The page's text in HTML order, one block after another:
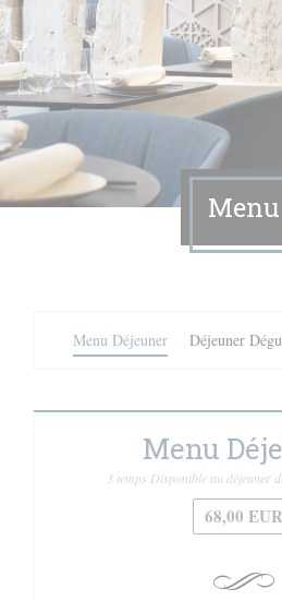
Menu
Menu Déjeuner Déjeuner
Menu
3 temps Disponible au déjeuner
68,00 EUR